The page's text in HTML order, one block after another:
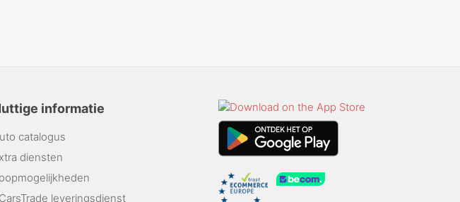
informatie
catalogus
diensten
leveringsdienst